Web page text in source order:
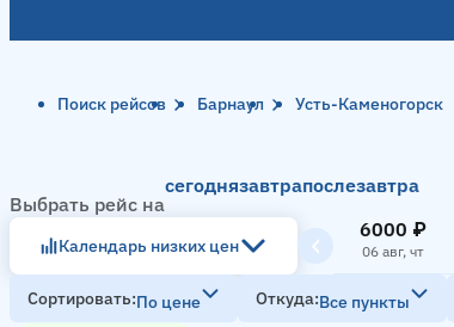
Поиск рейсов Барнаул Усть-Каменогорск
Выбрать рейс на
сегоднязавтрапослезавтра
Календарь низких цен
6000 ₽
06 авг, чт
Сортировать По цене Откуда Все пункты